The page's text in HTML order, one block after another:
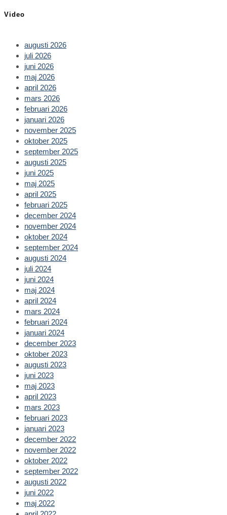
Video
augusti 2026
juli 2026
juni 2026
maj 2026
april 2026
mars 2026
februari 2026
januari 2026
november 2025
oktober 2025
september 2025
augusti 2025
juni 2025
maj 2025
april 2025
februari 2025
december 2024
november 2024
oktober 2024
september 2024
augusti 2024
juli 2024
juni 2024
maj 2024
april 2024
mars 2024
februari 2024
januari 2024
december 2023
oktober 2023
augusti 2023
juni 2023
maj 2023
april 2023
mars 2023
februari 2023
januari 2023
december 2022
november 2022
oktober 2022
september 2022
augusti 2022
juni 2022
maj 2022